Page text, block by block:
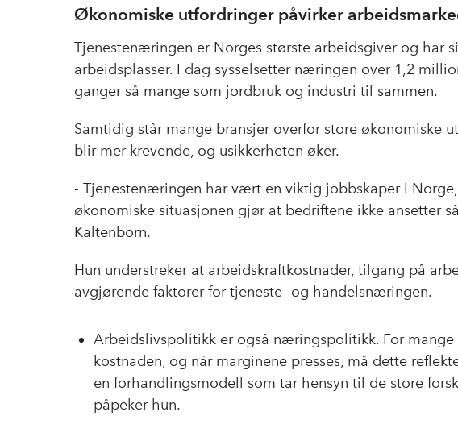
Økonomiske utfordringer påvirker
Tjenestenæringen er Norges største arbeidsgiver og har
arbeidsplasser. I dag sysselsetter næringen over 1,2
ganger så mange som jordbruk og industri til sammen.
Samtidig står mange bransjer overfor store økonomiske
blir mer krevende, og usikkerheten øker.
- Tjenestenæringen har vært en viktig jobbskaper i
økonomiske situasjonen gjør at bedriftene ikke ansetter
Kaltenborn.
Hun understreker at arbeidskraftkostnader, tilgang på
avgjørende faktorer for tjeneste- og handelsnæringen.
Arbeidslivspolitikk er også næringspolitikk. For
kostnaden, og når marginene presses, må dette
en forhandlingsmodell som tar hensyn til de store
påpeker hun.